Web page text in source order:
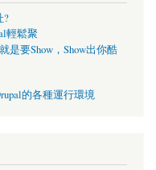
?
輕鬆聚
是要Show，Show出你酷
的各種運行環境